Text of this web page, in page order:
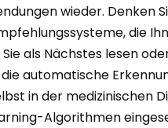
wieder. Denken
die
als Nächstes lesen
automatische
in der medizinischen
Algorithmen